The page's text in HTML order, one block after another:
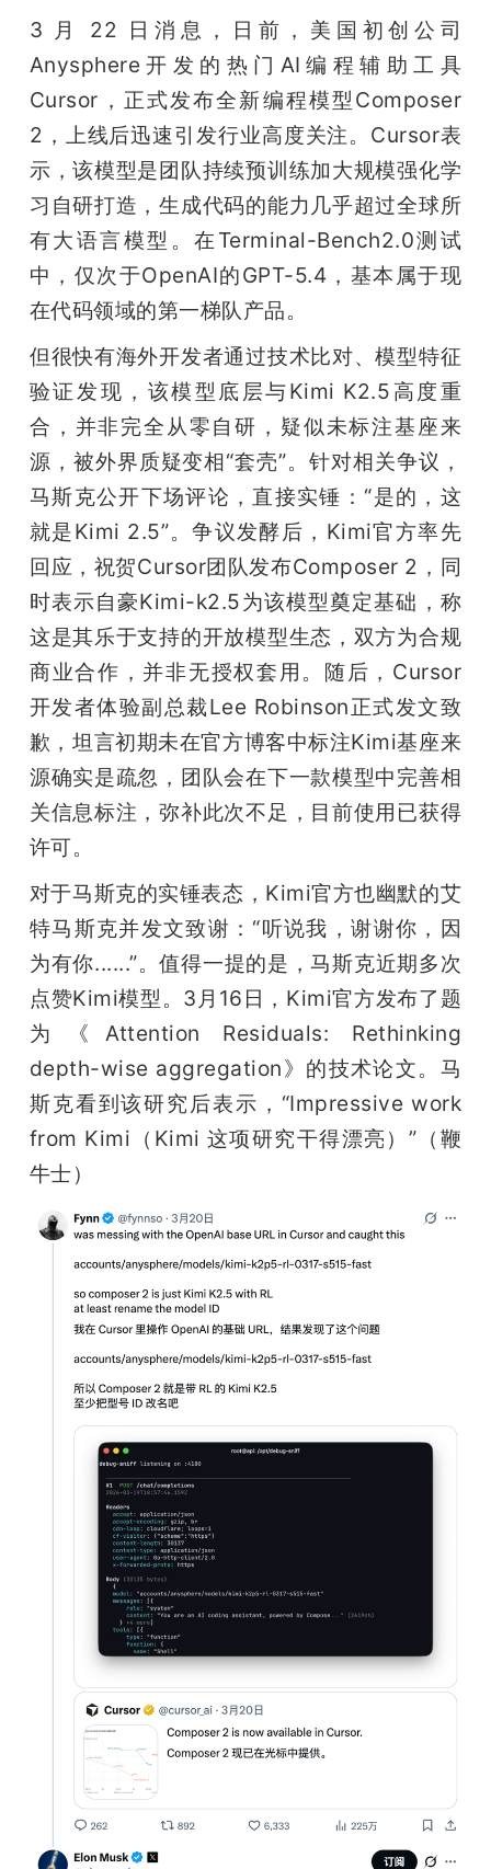
3 月 22 日消息，日前，美国初创公司
Anysphere开发的热门AI编程辅助工具
Cursor，正式发布全新编程模型Composer
2，上线后迅速引发行业高度关注。Cursor表
示，该模型是团队持续预训练加大规模强化学
习自研打造，生成代码的能力几乎超过全球所
有大语言模型。在Terminal-Bench2.0测试
中，仅次于OpenAI的GPT-5.4，基本属于现
在代码领域的第一梯队产品。
但很快有海外开发者通过技术比对、模型特征
验证发现，该模型底层与Kimi K2.5高度重
合，并非完全从零自研，疑似未标注基座来
源，被外界质疑变相“套壳”。针对相关争议，
马斯克公开下场评论，直接实锤：“是的，这
就是Kimi 2.5”。争议发酵后，Kimi官方率先
回应，祝贺Cursor团队发布Composer 2，同
时表示自豪Kimi-k2.5为该模型奠定基础，称
这是其乐于支持的开放模型生态，双方为合规
商业合作，并非无授权套用。随后，Cursor
开发者体验副总裁Lee Robinson正式发文致
歉，坦言初期未在官方博客中标注Kimi基座来
源确实是疏忽，团队会在下一款模型中完善相
关信息标注，弥补此次不足，目前使用已获得
许可。
对于马斯克的实锤表态，Kimi官方也幽默的艾
特马斯克并发文致谢：“听说我，谢谢你，因
为有你......”。值得一提的是，马斯克近期多次
点赞Kimi模型。3月16日，Kimi官方发布了题
为《Attention Residuals: Rethinking
depth-wise aggregation》的技术论文。马
斯克看到该研究后表示，“Impressive work
from Kimi（Kimi 这项研究干得漂亮）”（鞭
牛士）